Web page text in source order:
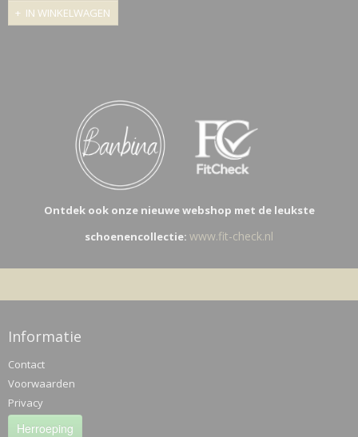
IN WINKELWAGEN
Ontdek ook onze nieuwe webshop met de leukste
schoenencollectie: www.fit-check.nl
Informatie
Contact
Voorwaarden
Privacy
Herroeping